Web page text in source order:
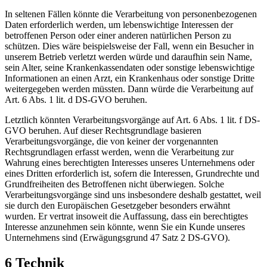
In seltenen Fällen könnte die Verarbeitung von personenbezogenen
Daten erforderlich werden, um lebenswichtige Interessen der
betroffenen Person oder einer anderen natürlichen Person zu
schützen. Dies wäre beispielsweise der Fall, wenn ein Besucher in
unserem Betrieb verletzt werden würde und daraufhin sein Name,
sein Alter, seine Krankenkassendaten oder sonstige lebenswichtige
Informationen an einen Arzt, ein Krankenhaus oder sonstige Dritte
weitergegeben werden müssten. Dann würde die Verarbeitung auf
Art. 6 Abs. 1 lit. d DS-GVO beruhen.
Letztlich könnten Verarbeitungsvorgänge auf Art. 6 Abs. 1 lit. f DS-
GVO beruhen. Auf dieser Rechtsgrundlage basieren
Verarbeitungsvorgänge, die von keiner der vorgenannten
Rechtsgrundlagen erfasst werden, wenn die Verarbeitung zur
Wahrung eines berechtigten Interesses unseres Unternehmens oder
eines Dritten erforderlich ist, sofern die Interessen, Grundrechte und
Grundfreiheiten des Betroffenen nicht überwiegen. Solche
Verarbeitungsvorgänge sind uns insbesondere deshalb gestattet, weil
sie durch den Europäischen Gesetzgeber besonders erwähnt
wurden. Er vertrat insoweit die Auffassung, dass ein berechtigtes
Interesse anzunehmen sein könnte, wenn Sie ein Kunde unseres
Unternehmens sind (Erwägungsgrund 47 Satz 2 DS-GVO).
6 Technik